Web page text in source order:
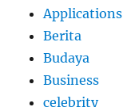
Applications
Berita
Budaya
Business
celebrity